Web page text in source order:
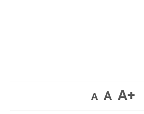
A A A+